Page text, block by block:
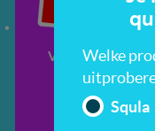
Vormen en
kleuren
Welke
Squla